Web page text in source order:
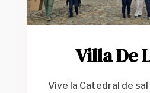
Villa De
Vive la Catedral de sal